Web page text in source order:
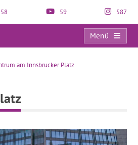
58 59 587
Menü
Platz
am Innsbrucker Platz